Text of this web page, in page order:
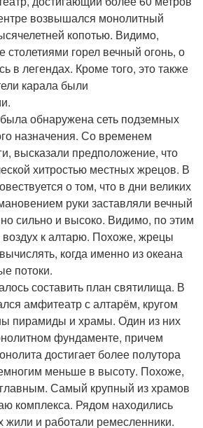
возвышался монолитный
копотью. Видимо,
столетиями горел вечный огонь, о
в легендах. Кроме того, это также
карала были
обнаружена сеть подземных
назначения. Со временем
высказали предположение, что
хитростью местных жрецов. В
о том, что в дни великих
руки заставляли вечный
сильно и высоко. Видимо, по этим
воздух к алтарю. Похоже, жрецы
когда именно из океана
потоки.
составить план святилища. В
амфитеатр с алтарём, кругом
пирамиды и храмы. Один из них
фундаменте, причем
достигает более полутора
меньше в высоту. Похоже,
главным. Самый крупный из храмов
комплекса. Рядом находились
жили и работали ремесленники.